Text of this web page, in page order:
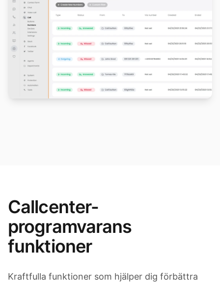
Callcenter-
programvarans
funktioner
Kraftfulla funktioner som hjälper dig förbättra